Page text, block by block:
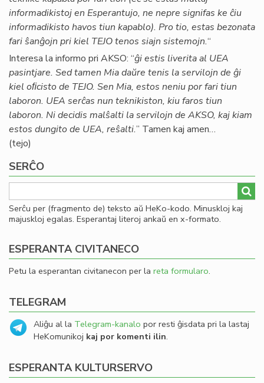
informadikistoj en Esperantujo, ne nepre signifas ke ĉiu
informadikisto havos tiun kapablo). Pro tio, estas bezonata
fari ŝanĝojn pri kiel TEJO tenos siajn sistemojn.“
Interesa la informo pri AKSO: “ĝi estis liverita al UEA
pasintjare. Sed tamen Mia daŭre tenis la servilojn de ĝi
kiel oﬁcisto de TEJO. Sen Mia, estos neniu por fari tiun
laboron. UEA serĉas nun teknikiston, kiu faros tiun
laboron. Ni decidis malŝalti la servilojn de AKSO, kaj kiam
estos dungito de UEA, reŝalti.” Tamen kaj amen…
(tejo)
SERĈO
Serĉu per (fragmento de) teksto aŭ HeKo-kodo. Minuskloj kaj
majuskloj egalas. Esperantaj literoj ankaŭ en x-formato.
ESPERANTA CIVITANECO
Petu la esperantan civitanecon per la reta formularo.
TELEGRAM
Aliĝu al la Telegram-kanalo por resti ĝisdata pri la lastaj
HeKomunikoj kaj por komenti ilin.
ESPERANTA KULTURSERVO